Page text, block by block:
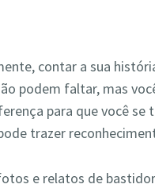
contar a sua
podem faltar, mas
para que você se
trazer
e relatos de